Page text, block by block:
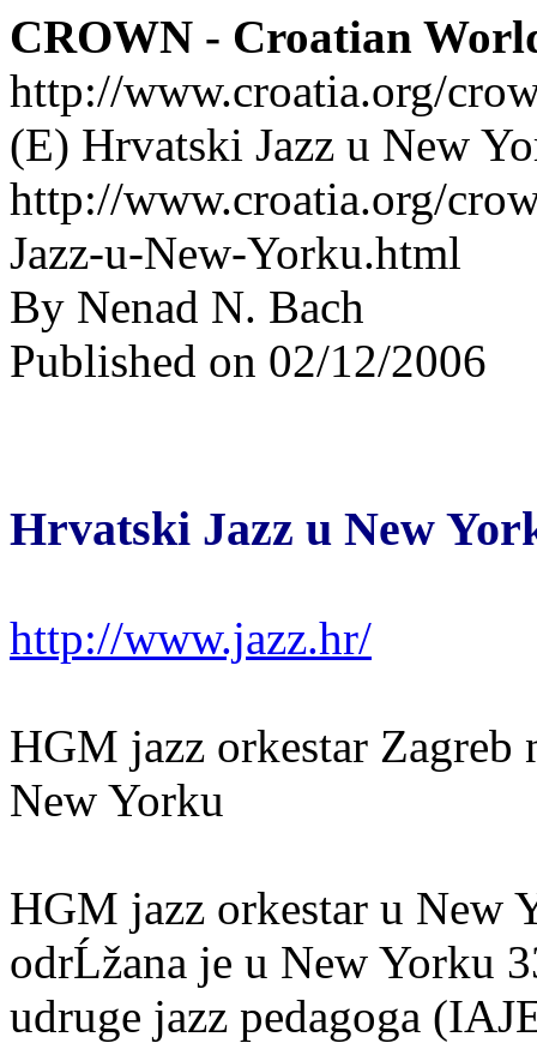
CROWN - Croatian
http://www.croatia.org/
(E) Hrvatski Jazz u New
http://www.croatia.org/
Jazz-u-New-Yorku.html
By Nenad N. Bach
Published on 02/12/2006
Hrvatski Jazz u New
http://www.jazz.hr/
HGM jazz orkestar
New Yorku
HGM jazz orkestar u New
odrĹžana je u New Yorku
udruge jazz pedagoga